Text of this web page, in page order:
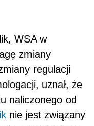
WSA w
zmiany
regulacji
uznał, że
naliczonego od
nie jest związany